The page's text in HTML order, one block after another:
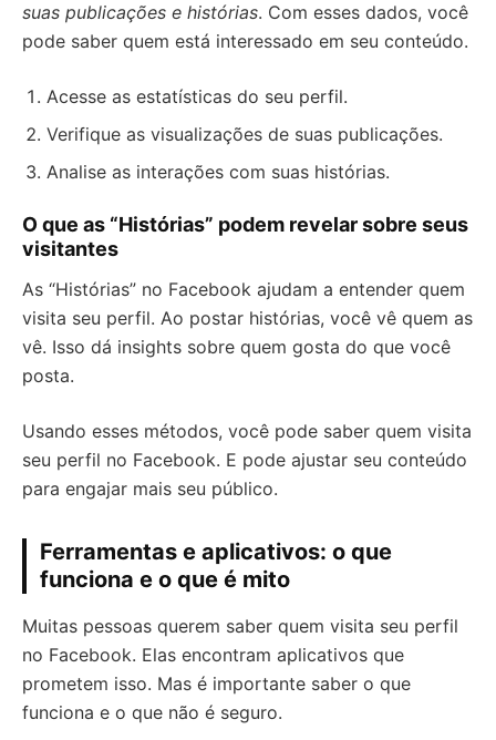
suas publicações e histórias. Com esses dados, você
pode saber quem está interessado em seu conteúdo.
Acesse as estatísticas do seu perfil.
Verifique as visualizações de suas publicações.
Analise as interações com suas histórias.
O que as “Histórias” podem revelar sobre seus
visitantes
As “Histórias” no Facebook ajudam a entender quem
visita seu perfil. Ao postar histórias, você vê quem as
vê. Isso dá insights sobre quem gosta do que você
posta.
Usando esses métodos, você pode saber quem visita
seu perfil no Facebook. E pode ajustar seu conteúdo
para engajar mais seu público.
Ferramentas e aplicativos: o que
funciona e o que é mito
Muitas pessoas querem saber quem visita seu perfil
no Facebook. Elas encontram aplicativos que
prometem isso. Mas é importante saber o que
funciona e o que não é seguro.